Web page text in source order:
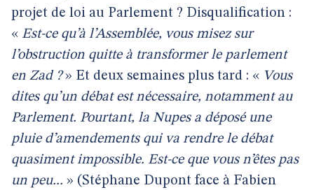
projet de loi au Parlement ? Disqualification :
« Est-ce qu’à l’Assemblée, vous misez sur
l’obstruction quitte à transformer le parlement
en Zad ?» Et deux semaines plus tard : « Vous
dites qu’un débat est nécessaire, notamment au
Parlement. Pourtant, la Nupes a déposé une
pluie d’amendements qui va rendre le débat
quasiment impossible. Est-ce que vous n’êtes pas
un peu... » (Stéphane Dupont face à Fabien